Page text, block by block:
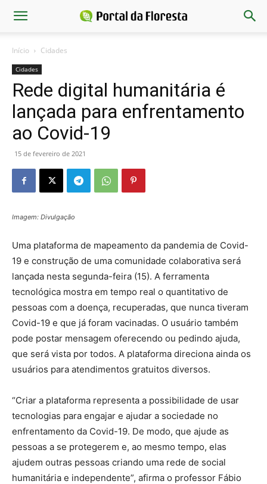
Início Cidades
Cidades
Rede digital humanitária é
lançada para enfrentamento
ao Covid-19
15 de fevereiro de 2021
Imagem: Divulgação
Uma plataforma de mapeamento da pandemia de Covid-
19 e construção de uma comunidade colaborativa será
lançada nesta segunda-feira (15). A ferramenta
tecnológica mostra em tempo real o quantitativo de
pessoas com a doença, recuperadas, que nunca tiveram
Covid-19 e que já foram vacinadas. O usuário também
pode postar mensagem oferecendo ou pedindo ajuda,
que será vista por todos. A plataforma direciona ainda os
usuários para atendimentos gratuitos diversos.
“Criar a plataforma representa a possibilidade de usar
tecnologias para engajar e ajudar a sociedade no
enfrentamento da Covid-19. De modo, que ajude as
pessoas a se protegerem e, ao mesmo tempo, elas
ajudem outras pessoas criando uma rede de social
humanitária e independente”, afirma o professor Fábio